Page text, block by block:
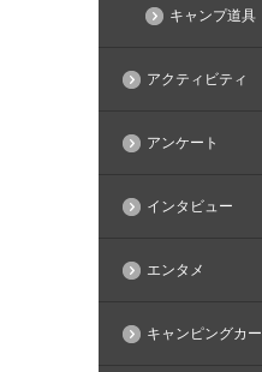
キャンプ道具
アクティビティ
アンケート
インタビュー
エンタメ
キャンピングカー